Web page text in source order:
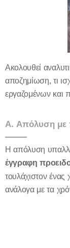
Ακολουθεί
αποζημίωση, τι
εργαζομένων και
Α. Απόλυση με
Η απόλυση
έγγραφη
τουλάχιστον ένας
ανάλογα με τα